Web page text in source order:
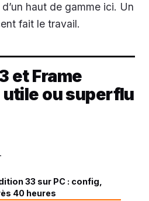
haut de gamme ici. Un
fait le travail.
et Frame
utile ou superflu
33 sur PC : config,
40 heures